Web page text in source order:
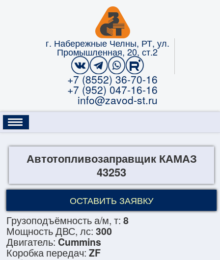
г. Набережные Челны, РТ, ул.
Промышленная, 20, ст.2
+7 (8552) 36-70-16
+7 (952) 047-16-16
info@zavod-st.ru
КАТАЛОГ УСЛУГИ
ГАРАНТИЯ
О КОМПАНИИ
КОНТАКТЫ
Автотопливозаправщик КАМАЗ
43253
ОСТАВИТЬ ЗАЯВКУ
Грузоподъёмность а/м, т: 8
Мощность ДВС, лс: 300
Двигатель: Cummins
Коробка передач: ZF